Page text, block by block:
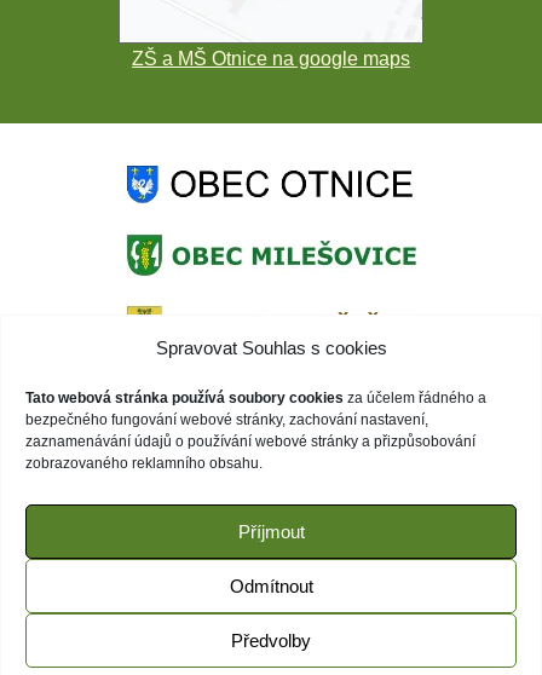
Spravovat Souhlas s cookies
Tato webová stránka používá soubory cookies za účelem řádného a
bezpečného fungování webové stránky, zachování nastavení,
zaznamenávání údajů o používání webové stránky a přizpůsobování
zobrazovaného reklamního obsahu.
Příjmout
Odmítnout
Předvolby
ZŠ a MŠ Otnice na google maps
© 2020 ZŠ Otnice | Webové stránky běží na WordPress |